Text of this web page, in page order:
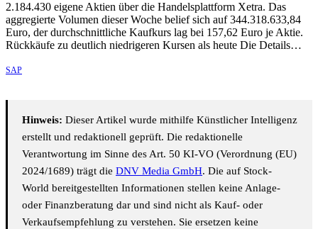
2.184.430 eigene Aktien über die Handelsplattform Xetra. Das
aggregierte Volumen dieser Woche belief sich auf 344.318.633,84
Euro, der durchschnittliche Kaufkurs lag bei 157,62 Euro je Aktie.
Rückkäufe zu deutlich niedrigeren Kursen als heute Die Details…
SAP
Hinweis: Dieser Artikel wurde mithilfe Künstlicher Intelligenz
erstellt und redaktionell geprüft. Die redaktionelle
Verantwortung im Sinne des Art. 50 KI-VO (Verordnung (EU)
2024/1689) trägt die DNV Media GmbH. Die auf Stock-
World bereitgestellten Informationen stellen keine Anlage-
oder Finanzberatung dar und sind nicht als Kauf- oder
Verkaufsempfehlung zu verstehen. Sie ersetzen keine